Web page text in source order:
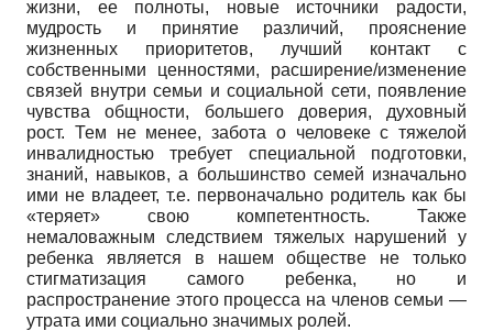
жизни, ее полноты, новые источники радости,
мудрость и принятие различий, прояснение
жизненных приоритетов, лучший контакт с
собственными ценностями, расширение/изменение
связей внутри семьи и социальной сети, появление
чувства общности, большего доверия, духовный
рост. Тем не менее, забота о человеке с тяжелой
инвалидностью требует специальной подготовки,
знаний, навыков, а большинство семей изначально
ими не владеет, т.е. первоначально родитель как бы
«теряет» свою компетентность. Также
немаловажным следствием тяжелых нарушений у
ребенка является в нашем обществе не только
стигматизация самого ребенка, но и
распространение этого процесса на членов семьи —
утрата ими социально значимых ролей.